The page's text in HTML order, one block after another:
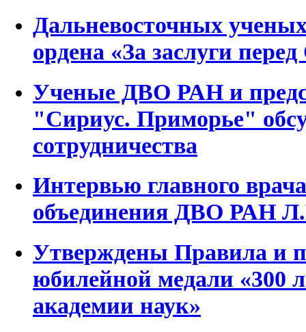
Дальневосточных
ордена «За заслуги
Ученые ДВО РАН и
"Сириус. Приморье"
сотрудничества
Интервью главного
объединения ДВО РАН
Утверждены Правила и
юбилейной медали «300
академии наук»